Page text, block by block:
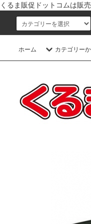
くるま販促ドットコムは販
ホーム カテゴリー